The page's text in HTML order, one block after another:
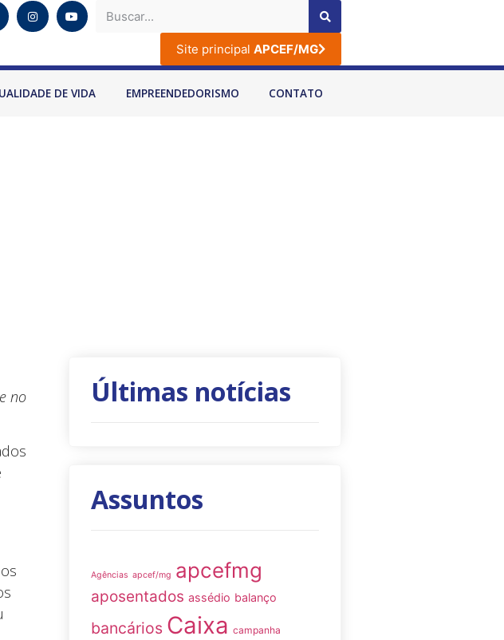
Site principal APCEF/MG
DE VIDA EMPREENDEDORISMO CONTATO
no
Últimas notícias
Assuntos
Agências apcef/mg apcefmg
aposentados assédio balanço
bancários Caixa campanha